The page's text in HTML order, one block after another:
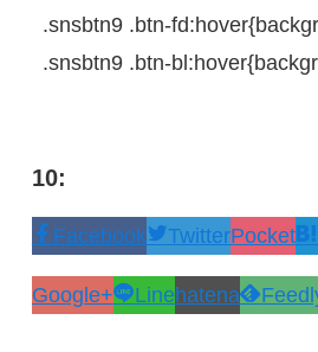
.snsbtn9 .btn-fd:hover{
.snsbtn9 .btn-bl:hover{
10:
Facebook TwitterPocket
Google+ Linehatena